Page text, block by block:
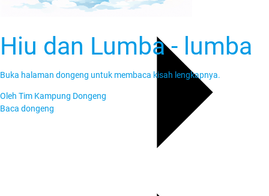
Hiu dan Lumba - lumba
Buka halaman dongeng untuk membaca kisah lengkapnya.
Oleh Tim Kampung Dongeng
Baca dongeng